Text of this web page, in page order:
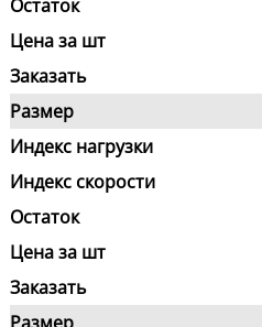
Остаток
Цена за шт
Заказать
Размер
Индекс нагрузки
Индекс скорости
Остаток
Цена за шт
Заказать